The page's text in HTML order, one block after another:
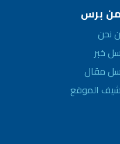
برس
نحن
خبر
مقال
الموقع